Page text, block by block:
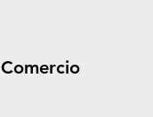
Comercio